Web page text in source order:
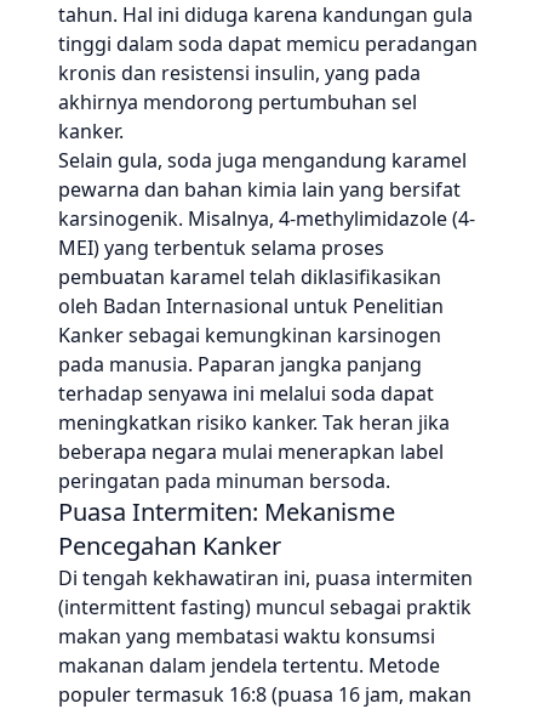
tahun. Hal ini diduga karena kandungan gula
tinggi dalam soda dapat memicu peradangan
kronis dan resistensi insulin, yang pada
akhirnya mendorong pertumbuhan sel
kanker.
Selain gula, soda juga mengandung karamel
pewarna dan bahan kimia lain yang bersifat
karsinogenik. Misalnya, 4-methylimidazole (4-
MEI) yang terbentuk selama proses
pembuatan karamel telah diklasifikasikan
oleh Badan Internasional untuk Penelitian
Kanker sebagai kemungkinan karsinogen
pada manusia. Paparan jangka panjang
terhadap senyawa ini melalui soda dapat
meningkatkan risiko kanker. Tak heran jika
beberapa negara mulai menerapkan label
peringatan pada minuman bersoda.
Puasa Intermiten: Mekanisme
Pencegahan Kanker
Di tengah kekhawatiran ini, puasa intermiten
(intermittent fasting) muncul sebagai praktik
makan yang membatasi waktu konsumsi
makanan dalam jendela tertentu. Metode
populer termasuk 16:8 (puasa 16 jam, makan